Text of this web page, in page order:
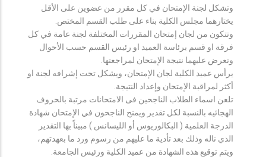
وتشكل لجنة الإمتحان في كل مقرر من عضوين على الأقل
يختارهما مجلس الكلية بناء على طلب القسم المختص.
وتتكون من لجان إمتحان المقررات المختلفة لجنة عامة في كل
فرقة او قسم برئاسة العميد او رئيس القسم حسب الأحوال
وتعرض عليهما نتيجة الإمتحان لمراجعتها.
يرأس عميد الكلية لجان الإمتحان، ويشكل تحت إشرافه لجنة او
أكثر لمراقبة الإمتحان وإعداد النتيجة.
تلعن اسماء الطلاب الناجحين فى الامتحانات مرتبة بالحروف
الهجائيه بالنسبة لكل تقدير ويمنح الناجحون في الإمتحان شهادة
الدرجة العلمية ( البكالوريوس أو الليسانس ) مبيناً بها التقدير
الذي ناله وذلك بعد تأدية ما عليهم من رسوم ورد ما بعهدتهم،
ويتم توقيع هذه الشهادة من عميد الكلية ورئيس الجامعة.